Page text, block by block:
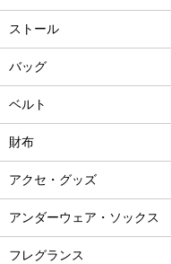
ストール
バッグ
ベルト
財布
アクセ・グッズ
アンダーウェア・ソックス
フレグランス